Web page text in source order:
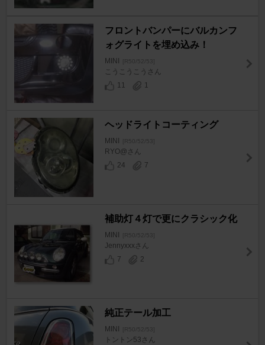
フロントバンパーにバルカンフ
ォグライトを埋め込み！
MINI [R50/52/53]
こうこうこうさん
11
1
ヘッドライトコーティング
MINI [R50/52/53]
RYO@さん
24
7
補助灯４灯で更にクラシック化
MINI [R50/52/53]
Jennyxxxさん
7
2
純正テール加工
MINI [R50/52/53]
トントン53さん